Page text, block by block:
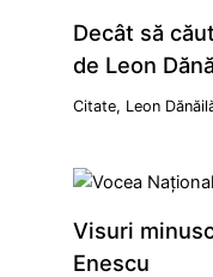
Decât să
de Leon
Citate, Leon
Visuri
Enescu